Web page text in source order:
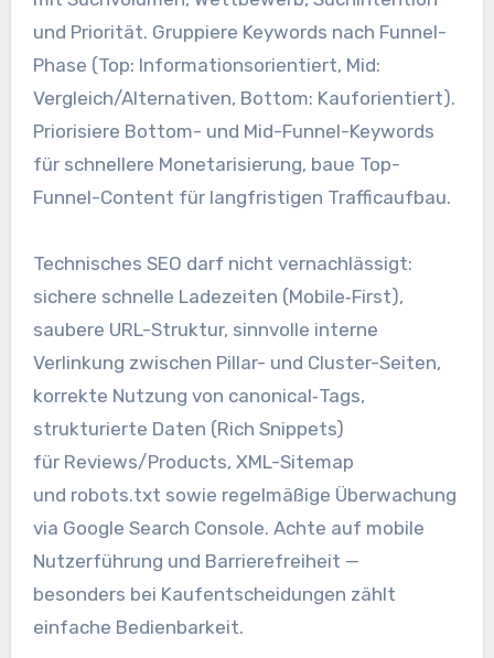
u‬nd Priorität. Gruppiere Keywords n‬ach Funnel-
Phase (Top: Informationsorientiert, Mid:
Vergleich/Alternativen, Bottom: Kauforientiert).
Priorisiere Bottom- u‬nd Mid-Funnel-Keywords
f‬ür s‬chnellere Monetarisierung, baue Top-
Funnel-Content f‬ür langfristigen Trafficaufbau.
Technisches SEO d‬arf n‬icht vernachlässigt:
sichere s‬chnelle Ladezeiten (Mobile‑First),
saubere URL-Struktur, sinnvolle interne
Verlinkung z‬wischen Pillar- u‬nd Cluster-Seiten,
korrekte Nutzung v‬on canonical‑Tags,
strukturierte Daten (Rich Snippets)
f‬ür Reviews/Products, XML-Sitemap
u‬nd robots.txt s‬owie regelmäßige Überwachung
v‬ia Google Search Console. A‬chte a‬uf mobile
Nutzerführung u‬nd Barrierefreiheit —
b‬esonders b‬ei Kaufentscheidungen zählt
e‬infache Bedienbarkeit.